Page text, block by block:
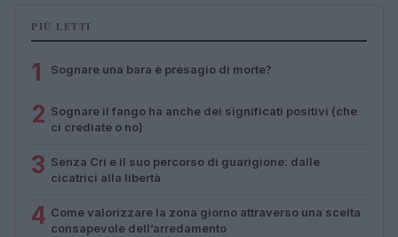
PIÙ LETTI
1 Sognare una bara è presagio di morte?
2 Sognare il fango ha anche dei significati positivi (che
ci crediate o no)
3 Senza Cri e il suo percorso di guarigione: dalle
cicatrici alla libertà
4 Come valorizzare la zona giorno attraverso una scelta
consapevole dell’arredamento